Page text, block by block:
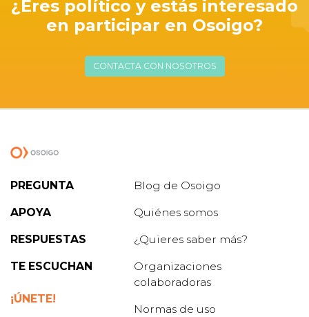
¿Eres político y estás interesado
en participar en Osoigo?
CONTACTA CON NOSOTROS
PREGUNTA
APOYA
RESPUESTAS
TE ESCUCHAN
¡ÚNETE!
Blog de Osoigo
Quiénes somos
¿Quieres saber más?
Organizaciones
colaboradoras
Normas de uso